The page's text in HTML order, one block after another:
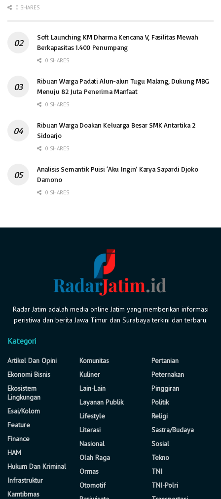
0 SHARES
Soft Launching KM Dharma Kencana V, Fasilitas Mewah
Berkapasitas 1.400 Penumpang
0 SHARES
Ribuan Warga Padati Alun-alun Tugu Malang, Dukung MBG
Menuju 82 Juta Penerima Manfaat
0 SHARES
Ribuan Warga Doakan Keluarga Besar SMK Antartika 2
Sidoarjo
0 SHARES
Analisis Semantik Puisi ‘Aku Ingin’ Karya Sapardi Djoko
Damono
0 SHARES
Radar Jatim adalah media online Jatim yang memberikan informasi
peristiwa dan berita Jawa Timur dan Surabaya terkini dan terbaru.
Kategori
Artikel Dan Opini
Ekonomi Bisnis
Ekosistem
Lingkungan
Esai/Kolom
Feature
Finance
HAM
Hukum Dan Kriminal
Infrastruktur
Kamtibmas
Komunitas
Kuliner
Lain-Lain
Layanan Publik
Lifestyle
Literasi
Nasional
Olah Raga
Ormas
Otomotif
Pertanian
Peternakan
Pinggiran
Politik
Religi
Sastra/Budaya
Sosial
Tekno
TNI
TNI-Polri